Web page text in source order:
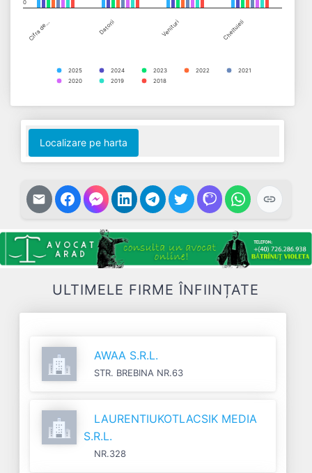
Cifra de… Datorii Venituri Cheltuieli
2025 2024 2023 2022
2021
2020
2019 2018
0
End of interactive chart.
Localizare pe harta
ULTIMELE FIRME ÎNFIINȚATE
AWAA S.R.L.
STR. BREBINA NR.63
LAURENTIUKOTLACSIK MEDIA
S.R.L.
NR.328